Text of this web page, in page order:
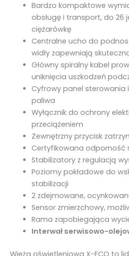
Bardzo kompaktowe
obsługę i transport, do 26
ciężarówkę
Centralne ucho do
widły zapewniają
Główny spiralny kabel
uniknięcia uszkodzeń
Cyfrowy panel sterowania
paliwa
Wyłącznik do ochrony
przeciążeniem
Zewnętrzny przycisk
Certyfikowana odporność
Stabilizatory z regulacją
Poziomy pokładowe do
stabilizacji
2 zdejmowane,
Sensor zmierzchowy,
Rama zapobiegająca
Interwał serwisowo-